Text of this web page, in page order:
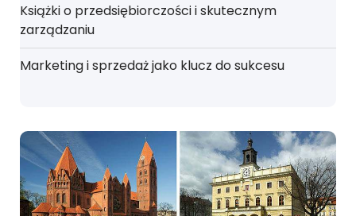
Książki o przedsiębiorczości i skutecznym
zarządzaniu
Marketing i sprzedaż jako klucz do sukcesu